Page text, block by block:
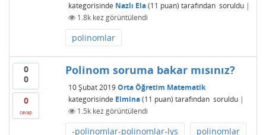
kategorisinde Nazlı Ela (11 puan) tarafından soruldu |
1.8kkez görüntülendi
polinomlar
0
0
0
cevap
Polinom soruma bakar mısınız?
10 Şubat 2019 Orta Öğretim Matematik
kategorisinde Elmina (11 puan) tarafından soruldu |
1.5kkez görüntülendi
-polinomlar-polinomlar-lys polinomlar